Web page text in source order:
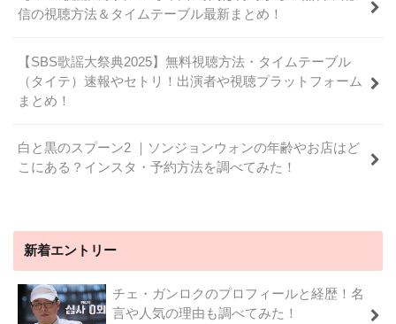
信の視聴方法＆タイムテーブル最新まとめ！
【SBS歌謡大祭典2025】無料視聴方法・タイムテーブル
（タイテ）速報やセトリ！出演者や視聴プラットフォーム
まとめ！
白と黒のスプーン2 ｜ソンジョンウォンの年齢やお店はど
こにある？インスタ・予約方法を調べてみた！
新着エントリー
チェ・ガンロクのプロフィールと経歴！名
言や人気の理由も調べてみた！